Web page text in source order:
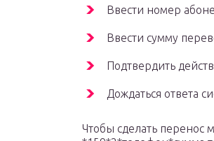
Ввести номер
Ввести сумму
Подтвердить
Дождаться ответа
Чтобы сделать перенос